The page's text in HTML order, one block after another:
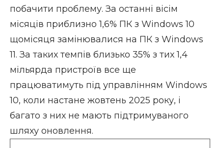
побачити проблему. За останні вісім
місяців приблизно 1,6% ПК з Windows 10
щомісяця замінювалися на ПК з Windows
11. За таких темпів близько 35% з тих 1,4
мільярда пристроїв все ще
працюватимуть під управлінням Windows
10, коли настане жовтень 2025 року, і
багато з них не мають підтримуваного
шляху оновлення.